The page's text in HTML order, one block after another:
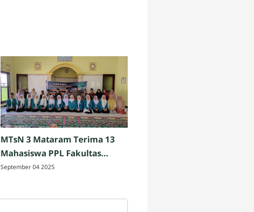
MTsN 3 Mataram Terima 13
Mahasiswa PPL Fakultas
Tarbiyah dan Keguruan UIN
September 04 2025